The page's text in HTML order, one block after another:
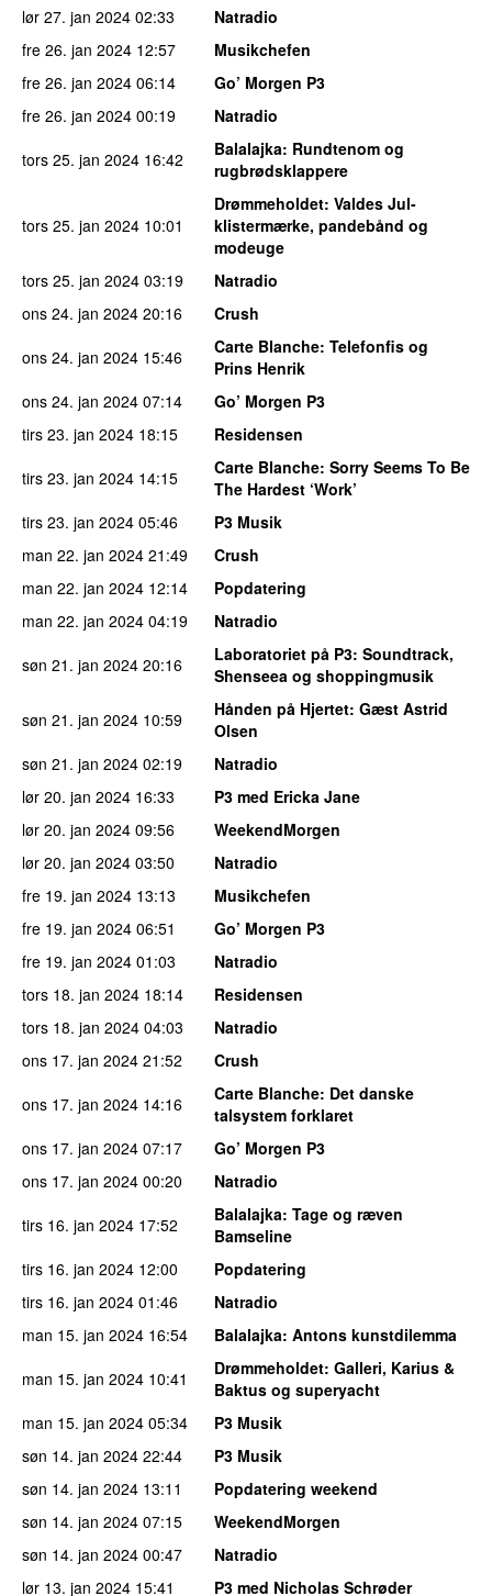
lør 27. jan 2024 02:33
Natradio
fre 26. jan 2024 12:57
Musikchefen
fre 26. jan 2024 06:14
Go’ Morgen P3
fre 26. jan 2024 00:19
Natradio
tors 25. jan 2024 16:42 Balalajka: Rundtenom og
rugbrødsklappere
tors 25. jan 2024 10:01
Drømmeholdet: Valdes Jul-
klistermærke, pandebånd og
modeuge
tors 25. jan 2024 03:19
Natradio
ons 24. jan 2024 20:16
Crush
ons 24. jan 2024 15:46 Carte Blanche: Telefonfis og
Prins Henrik
ons 24. jan 2024 07:14
Go’ Morgen P3
tirs 23. jan 2024 18:15
Residensen
tirs 23. jan 2024 14:15 Carte Blanche: Sorry Seems To Be
The Hardest ‘Work’
tirs 23. jan 2024 05:46
P3 Musik
man 22. jan 2024 21:49
Crush
man 22. jan 2024 12:14
Popdatering
man 22. jan 2024 04:19
Natradio
søn 21. jan 2024 20:16 Laboratoriet på P3: Soundtrack,
Shenseea og shoppingmusik
søn 21. jan 2024 10:59 Hånden på Hjertet: Gæst Astrid
Olsen
søn 21. jan 2024 02:19
Natradio
lør 20. jan 2024 16:33
P3 med Ericka Jane
lør 20. jan 2024 09:56
WeekendMorgen
lør 20. jan 2024 03:50
Natradio
fre 19. jan 2024 13:13
Musikchefen
fre 19. jan 2024 06:51
Go’ Morgen P3
fre 19. jan 2024 01:03
Natradio
tors 18. jan 2024 18:14
Residensen
tors 18. jan 2024 04:03
Natradio
ons 17. jan 2024 21:52
Crush
ons 17. jan 2024 14:16 Carte Blanche: Det danske
talsystem forklaret
ons 17. jan 2024 07:17
Go’ Morgen P3
ons 17. jan 2024 00:20
Natradio
tirs 16. jan 2024 17:52 Balalajka: Tage og ræven
Bamseline
tirs 16. jan 2024 12:00
Popdatering
tirs 16. jan 2024 01:46
Natradio
man 15. jan 2024 16:54 Balalajka: Antons kunstdilemma
man 15. jan 2024 10:41 Drømmeholdet: Galleri, Karius &
Baktus og superyacht
man 15. jan 2024 05:34
P3 Musik
søn 14. jan 2024 22:44
P3 Musik
søn 14. jan 2024 13:11
Popdatering weekend
søn 14. jan 2024 07:15
WeekendMorgen
søn 14. jan 2024 00:47
Natradio
lør 13. jan 2024 15:41
P3 med Nicholas Schrøder